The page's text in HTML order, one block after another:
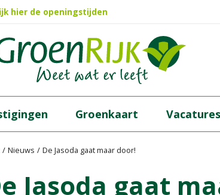
Nieuws De Jasoda gaat maar door!
hier de openingstijden
Groenkaart Vacatures
Jasoda gaat